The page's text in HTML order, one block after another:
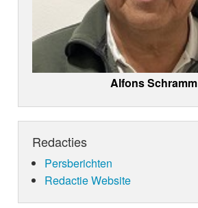
Alfons Schramm
Redacties
Persberichten
Redactie Website